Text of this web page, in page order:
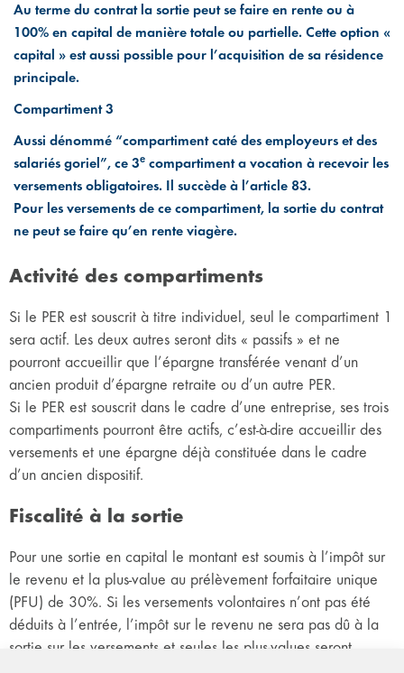
Au terme du contrat la sortie peut se faire en rente ou à
100% en capital de manière totale ou partielle. Cette option «
capital » est aussi possible pour l’acquisition de sa résidence
principale.
Compartiment 3
Aussi dénommé “compartiment caté des employeurs et des
salariés goriel”, ce 3e compartiment a vocation à recevoir les
versements obligatoires. Il succède à l’article 83.
Pour les versements de ce compartiment, la sortie du contrat
ne peut se faire qu’en rente viagère.
Activité des compartiments
Si le PER est souscrit à titre individuel, seul le compartiment 1
sera actif. Les deux autres seront dits « passifs » et ne
pourront accueillir que l’épargne transférée venant d’un
ancien produit d’épargne retraite ou d’un autre PER.
Si le PER est souscrit dans le cadre d’une entreprise, ses trois
compartiments pourront être actifs, c’est-à-dire accueillir des
versements et une épargne déjà constituée dans le cadre
d’un ancien dispositif.
Fiscalité à la sortie
Pour une sortie en capital le montant est soumis à l’impôt sur
le revenu et la plus-value au prélèvement forfaitaire unique
(PFU) de 30%. Si les versements volontaires n’ont pas été
déduits à l’entrée, l’impôt sur le revenu ne sera pas dû à la
sortie sur les versements et seules les plus-values seront